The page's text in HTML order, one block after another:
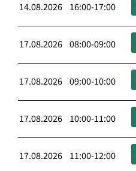
14.08.2026 16:00-17:00
17.08.2026 08:00-09:00
17.08.2026 09:00-10:00
17.08.2026 10:00-11:00
17.08.2026 11:00-12:00